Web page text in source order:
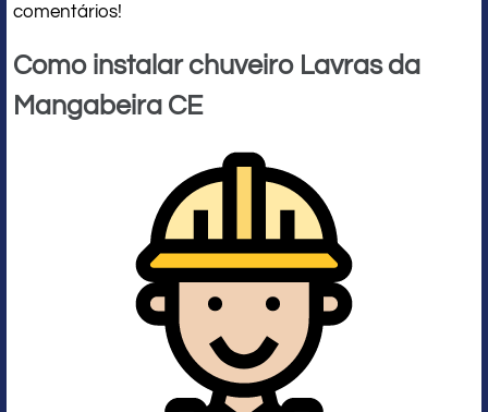
comentários!
Como instalar chuveiro Lavras da
Mangabeira CE